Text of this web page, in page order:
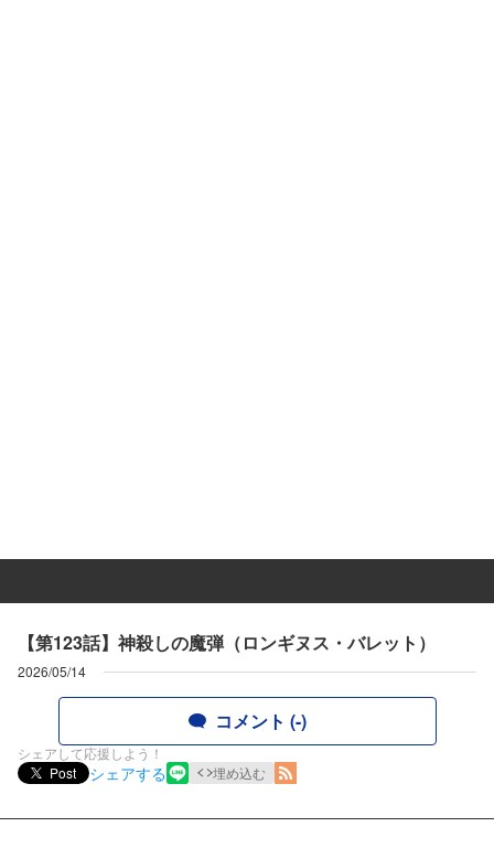
【第123話】神殺しの魔弾（ロンギヌス・バレット）
2026/05/14
コメント (-)
シェアして応援しよう！
Post
シェアする 埋め込む